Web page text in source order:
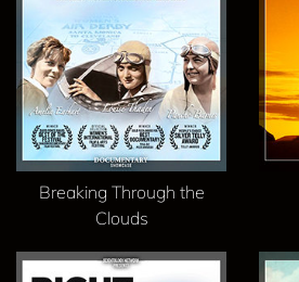
Breaking Through the
Clouds